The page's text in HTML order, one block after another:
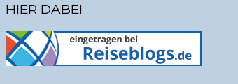
HIER DABEI